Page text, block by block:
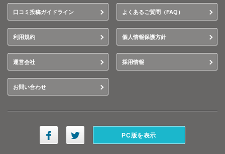
口コミ投稿ガイドライン よくあるご質問（FAQ）
利用規約 個人情報保護方針
運営会社 採用情報
お問い合わせ
PC版を表示